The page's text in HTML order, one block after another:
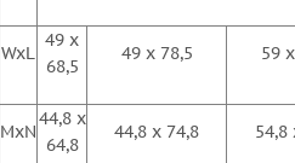
WxL
49 x
68,5
49 х 78,5 59
MxN
44,8 x
64,8
44,8 х 74,8 54,8